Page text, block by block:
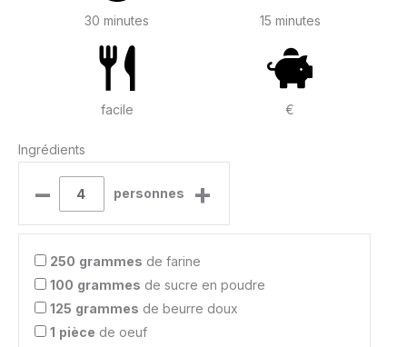
30 minutes 15 minutes
facile €
Ingrédients
– personnes +
250 grammes de farine
100 grammes de sucre en poudre
125 grammes de beurre doux
1 pièce de oeuf